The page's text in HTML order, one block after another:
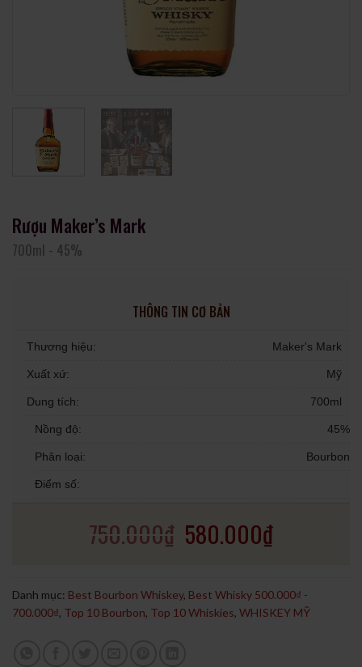
Rượu Maker’s Mark
700ml - 45%
THÔNG TIN CƠ BẢN
Thương hiệu: Maker's Mark
Xuất xứ: Mỹ
Dung tích: 700ml
Nồng độ: 45%
Phân loại: Bourbon
Điểm số:
750.000₫ 580.000₫
Danh mục: Best Bourbon Whiskey, Best Whisky 500.000₫ -
700.000₫, Top 10 Bourbon, Top 10 Whiskies, WHISKEY MỸ